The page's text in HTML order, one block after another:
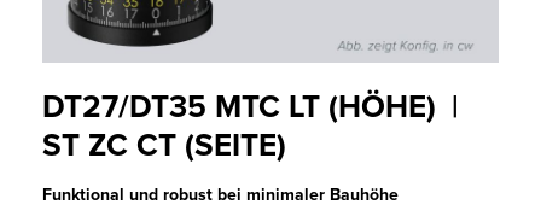
DT27/DT35 MTC LT (HÖHE) |
ST ZC CT (SEITE)
Funktional und robust bei minimaler Bauhöhe